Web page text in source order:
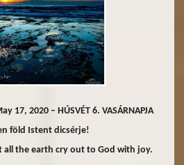
17, 2020 – HÚSVÉT 6. VASÁRNAPJA
föld Istent dicsérje!
all the earth cry out to God with joy.